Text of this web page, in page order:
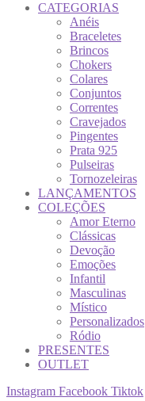
CATEGORIAS
Anéis
Braceletes
Brincos
Chokers
Colares
Conjuntos
Correntes
Cravejados
Pingentes
Prata 925
Pulseiras
Tornozeleiras
LANÇAMENTOS
COLEÇÕES
Amor Eterno
Clássicas
Devoção
Emoções
Infantil
Masculinas
Místico
Personalizados
Ródio
PRESENTES
OUTLET
Instagram Facebook Tiktok